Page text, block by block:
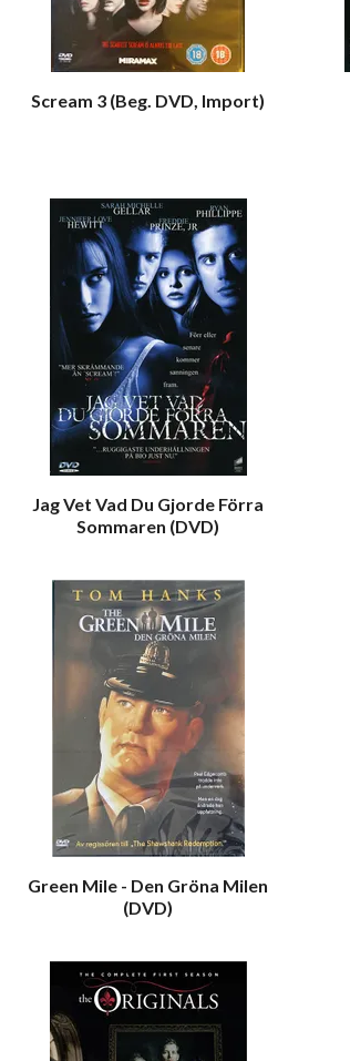
Scream 3 (Beg. DVD, Import)
Jag Vet Vad Du Gjorde Förra
Sommaren (DVD)
Green Mile - Den Gröna Milen
(DVD)